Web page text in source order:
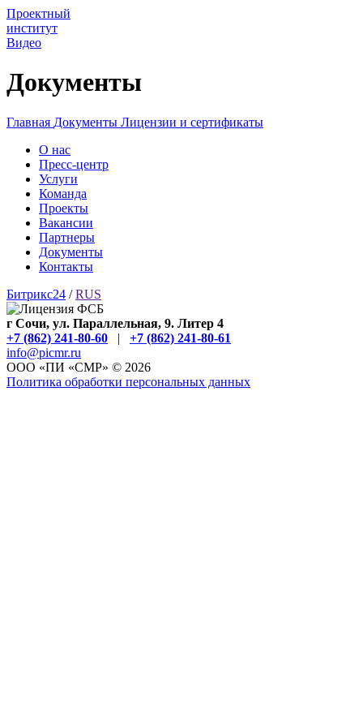
Проектный
институт
Видео
Документы
Главная Документы Лицензии и сертификаты
О нас
Пресс-центр
Услуги
Команда
Проекты
Вакансии
Партнеры
Документы
Контакты
Битрикс24 / RUS
г Сочи, ул. Параллельная, 9. Литер 4
+7 (862) 241-80-60
|
+7 (862) 241-80-61
info@picmr.ru
ОOО «ПИ «СМР» © 2026
Политика обработки персональных данных